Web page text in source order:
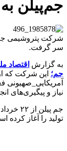
جم‌پیلن
سر گرفت.
به گزارش اقتصاد
جم؛
آمریکایی_صهیونی
نیاز و پیگیری‌های
تولید را آغاز کرده